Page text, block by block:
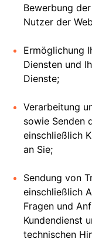
Bewerbung
Nutzer der
Ermöglichung
Diensten und
Dienste;
Verarbeitung
sowie Senden
einschließlich
an Sie;
Sendung von
einschließlich
Fragen und
Kundendienst
technischen